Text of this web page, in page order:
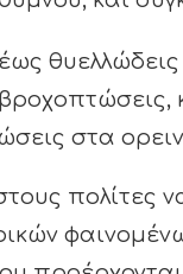
στα
πολίτες